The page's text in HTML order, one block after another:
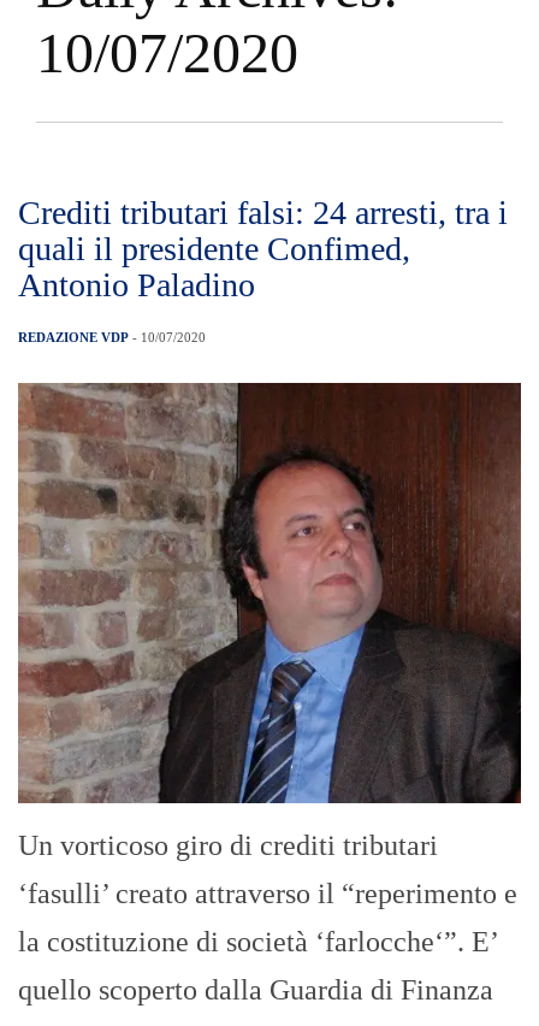
10/07/2020
Crediti tributari falsi: 24 arresti, tra i
quali il presidente Confimed,
Antonio Paladino
REDAZIONE VDP - 10/07/2020
Un vorticoso giro di crediti tributari
‘fasulli’ creato attraverso il “reperimento e
la costituzione di società ‘farlocche‘”. E’
quello scoperto dalla Guardia di Finanza